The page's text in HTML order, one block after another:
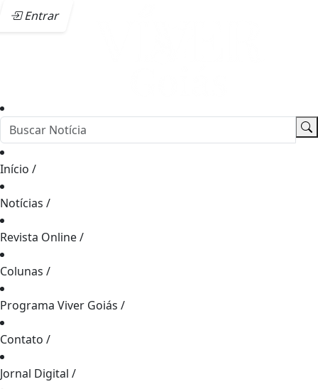
Entrar
Início /
Notícias /
Revista Online/
Colunas /
Programa Viver Goiás /
Contato /
Jornal Digital /